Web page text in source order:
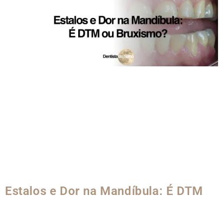
Estalos e Dor na Mandíbula: É DTM